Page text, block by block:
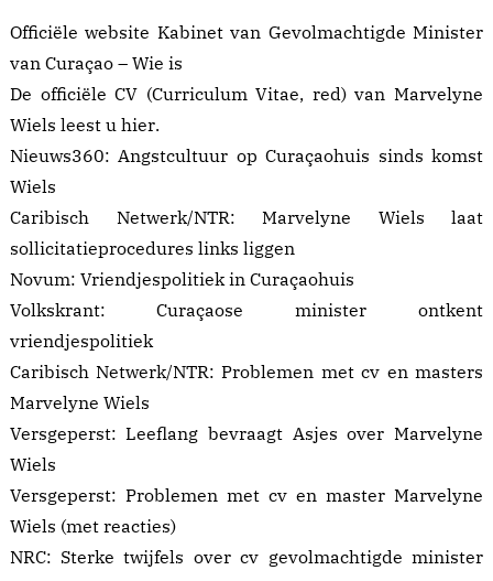
Officiële website Kabinet van Gevolmachtigde Minister
van Curaçao – Wie is
De officiële CV (Curriculum Vitae, red) van Marvelyne
Wiels leest u hier.
Nieuws360: Angstcultuur op Curaçaohuis sinds komst
Wiels
Caribisch Netwerk/NTR: Marvelyne Wiels laat
sollicitatieprocedures links liggen
Novum: Vriendjespolitiek in Curaçaohuis
Volkskrant: Curaçaose minister ontkent
vriendjespolitiek
Caribisch Netwerk/NTR: Problemen met cv en masters
Marvelyne Wiels
Versgeperst: Leeflang bevraagt Asjes over Marvelyne
Wiels
Versgeperst: Problemen met cv en master Marvelyne
Wiels (met reacties)
NRC: Sterke twijfels over cv gevolmachtigde minister